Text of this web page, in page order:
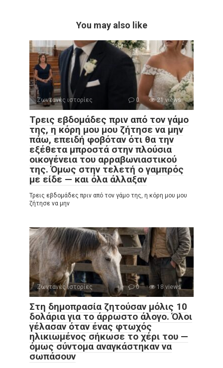
You may also like
Ζωντανές ιστορίες 0 21 views
Τρεις εβδομάδες πριν από τον γάμο
της, η κόρη μου μου ζήτησε να μην
πάω, επειδή φοβόταν ότι θα την
εξέθετα μπροστά στην πλούσια
οικογένεια του αρραβωνιαστικού
της. Όμως στην τελετή ο γαμπρός
με είδε — και όλα άλλαξαν
Τρεις εβδομάδες πριν από τον γάμο της, η κόρη μου μου
ζήτησε να μην
Ζωντανές ιστορίες 0 18 views
Στη δημοπρασία ζητούσαν μόλις 10
δολάρια για το άρρωστο άλογο. Όλοι
γέλασαν όταν ένας φτωχός
ηλικιωμένος σήκωσε το χέρι του —
όμως σύντομα αναγκάστηκαν να
σωπάσουν